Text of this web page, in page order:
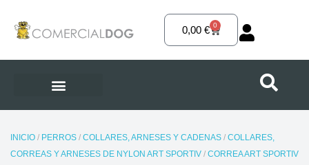
contenido
0,00€ 0
Carrito
INICIO/ PERROS/ COLLARES, ARNESES Y CADENAS/ COLLARES,
CORREAS Y ARNESES DE NYLON ART SPORTIV/ CORREA ART SPORTIV